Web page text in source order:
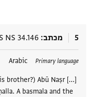
5 מכתב NS 34.146
Primary language
Arabic
brother?) Abū Naṣr [...]
A basmala and the
תגים